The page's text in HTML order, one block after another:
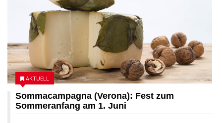
Sommacampagna (Verona): Fest zum
Sommeranfang am 1. Juni
AKTUELL